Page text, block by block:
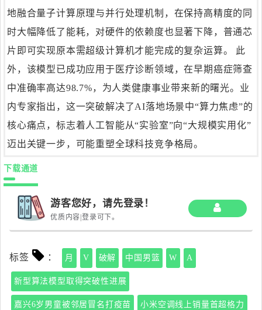
地融合量子计算原理与并行处理机制，在保持高精度的同
时大幅降低了能耗，对硬件的依赖度也显著下降，普通芯
片即可实现原本需超级计算机才能完成的复杂运算。 此
外，该模型已成功应用于医疗诊断领域，在早期癌症筛查
中准确率高达98.7%，为人类健康事业带来新的曙光。业
内专家指出，这一突破解决了AI落地场景中“算力焦虑”的
核心痛点，标志着人工智能从“实验室”向“大规模实用化”
迈出关键一步，可能重塑全球科技竞争格局。
下载通道
游客您好，请先登录！
优质内容|登录可下。
标签 ： 月 V 破解 中国男篮 W A
新型算法模型取得突破性进展
嘉兴6岁男童被邻居冒名打疫苗 小米空调线上销量首超格力